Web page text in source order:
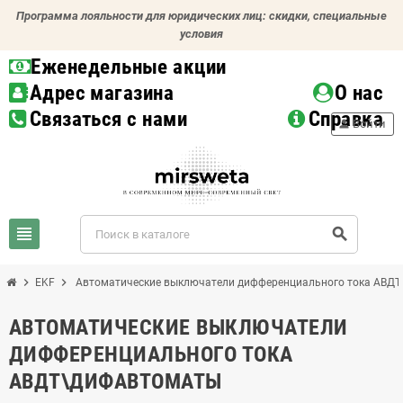
Программа лояльности для юридических лиц: скидки, специальные
условия
Еженедельные акции
Адрес магазина
О нас
Связаться с нами
Справка
view_headline search
person Войти
chevron_right EKF chevron_right Автоматические выключатели дифференциального тока
АВТОМАТИЧЕСКИЕ ВЫКЛЮЧАТЕЛИ
ДИФФЕРЕНЦИАЛЬНОГО ТОКА
АВДТ\ДИФАВТОМАТЫ